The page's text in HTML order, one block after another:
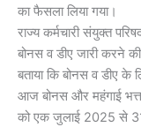
का फैसला लिया गया।
राज्य कर्मचारी संयुक्त
बोनस व डीए जारी करने
बताया कि बोनस व डीए के
आज बोनस और महंगाई
को एक जुलाई 2025 से